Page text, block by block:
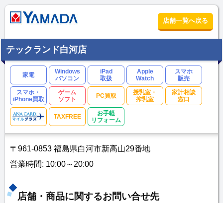
店舗一覧へ戻る
テックランド白河店
家電
Windows
パソコン
iPad
取扱
Apple
Watch
スマホ
販売
スマホ・
iPhone買取
ゲーム
ソフト
PC買取
授乳室・
搾乳室
家計相談
窓口
TAXFREE
お手軽
リフォーム
〒961-0853 福島県白河市新高山29番地
営業時間: 10:00～20:00
店舗・商品に関するお問い合せ先